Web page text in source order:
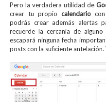
Pero la verdadera utilidad de
crear tu propio calendariocon
podrás crear además alertas
recuerde la cercanía de
escapará ninguna fecha
posts con la suficiente